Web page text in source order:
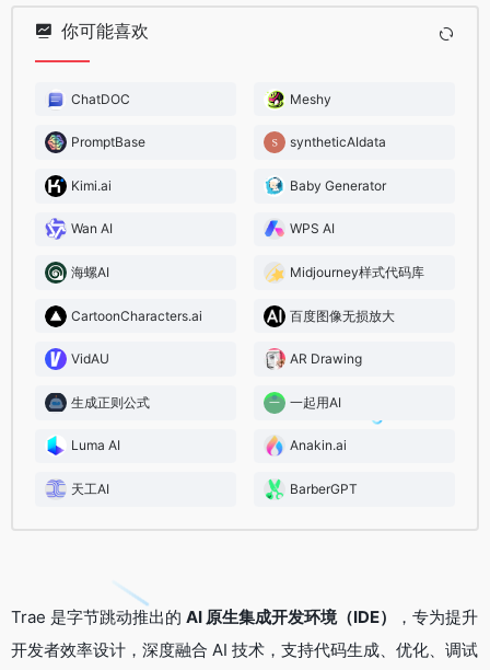
你可能喜欢
ChatDOC Meshy
PromptBase syntheticAIdata
Kimi.ai Baby Generator
Wan AI WPS AI
海螺AI Midjourney样式代码库
CartoonCharacters.ai 百度图像无损放大
VidAU AR Drawing
生成正则公式 一起用AI
Luma AI Anakin.ai
天工AI BarberGPT
Trae 是字节跳动推出的 AI 原生集成开发环境（IDE）
，专为提升
开发者效率设计，深度融合 AI 技术，支持代码生成、优化、调试